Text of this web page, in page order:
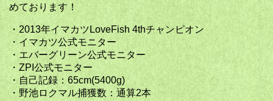
めております！
・2013年イマカツLoveFish 4thチャンピオン
・イマカツ公式モニター
・エバーグリーン公式モニター
・ZPI公式モニター
・自己記録：65cm(5400g)
・野池ロクマル捕獲数：通算2本